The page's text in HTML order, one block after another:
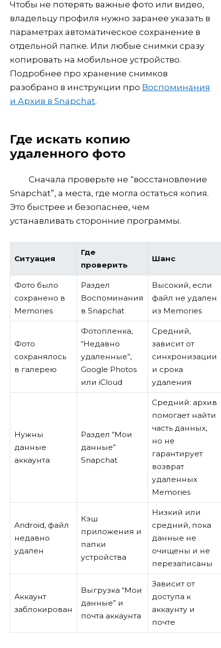
Чтобы не потерять важные фото или видео,
владельцу профиля нужно заранее указать в
параметрах автоматическое сохранение в
отдельной папке. Или любые снимки сразу
копировать на мобильное устройство.
Подробнее про хранение снимков
разобрано в инструкции про Воспоминания
и Архив в Snapchat.
Где искать копию
удаленного фото
Сначала проверьте не “восстановление
Snapchat”, а места, где могла остаться копия.
Это быстрее и безопаснее, чем
устанавливать сторонние программы.
Ситуация
Где
проверить
Шанс
Фото было
сохранено в
Memories
Раздел
Воспоминания
в Snapchat
Высокий, если
файл не удален
из Memories
Фото
сохранялось
в галерею
Фотопленка,
“Недавно
удаленные”,
Google Photos
или iCloud
Средний,
зависит от
синхронизации
и срока
удаления
Нужны
данные
аккаунта
Раздел “Мои
данные”
Snapchat
Средний: архив
помогает найти
часть данных,
но не
гарантирует
возврат
удаленных
Memories
Android, файл
недавно
удален
Кэш
приложения и
папки
устройства
Низкий или
средний, пока
данные не
очищены и не
перезаписаны
Аккаунт
заблокирован
Выгрузка “Мои
данные” и
почта аккаунта
Зависит от
доступа к
аккаунту и
почте